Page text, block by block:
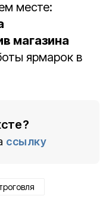
месте:
магазина
ярмарок в
ссылку